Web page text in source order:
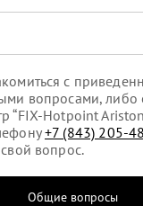
с
вопросами, либо
“FIX-Hotpoint
+7 (843) 205-
вопрос.
Общие вопросы